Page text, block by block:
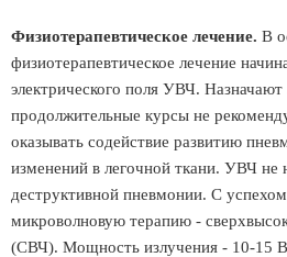
Физиотерапевтическое лечение. В
физиотерапевтическое лечение
электрического поля УВЧ. Назначают
продолжительные курсы не
оказывать содействие развитию
изменений в легочной ткани. УВЧ не
деструктивной пневмонии. С
микроволновую терапию -
(СВЧ). Мощность излучения - 10-15